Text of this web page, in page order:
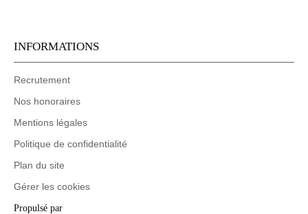
INFORMATIONS
Recrutement
Nos honoraires
Mentions légales
Politique de confidentialité
Plan du site
Gérer les cookies
Propulsé par